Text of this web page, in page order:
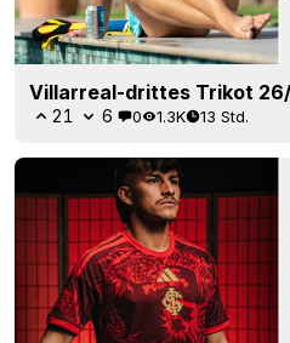
Villarreal-drittes Trikot
21 6 0 1.3K 13 Std.